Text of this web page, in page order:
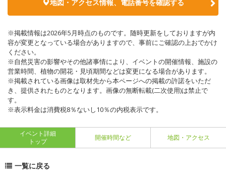
地図・アクセス情報、電話番号を確認する
※掲載情報は2026年5月時点のものです。随時更新をしておりますが内
容が変更となっている場合がありますので、事前にご確認の上おでかけ
ください。
※自然災害の影響やその他諸事情により、イベントの開催情報、施設の
営業時間、植物の開花・見頃期間などは変更になる場合があります。
※掲載されている画像は取材先から本ページへの掲載の許諾をいただ
き、提供されたものとなります。画像の無断転載(二次使用)は禁止で
す。
※表示料金は消費税8％ないし10％の内税表示です。
イベント詳細
トップ
開催時間など 地図・アクセス
一覧に戻る